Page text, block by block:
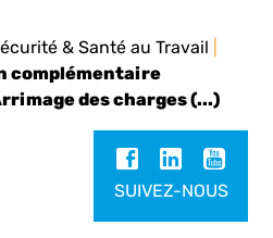
& Santé au Travail
complémentaire
des charges (...)
SUIVEZ-NOUS